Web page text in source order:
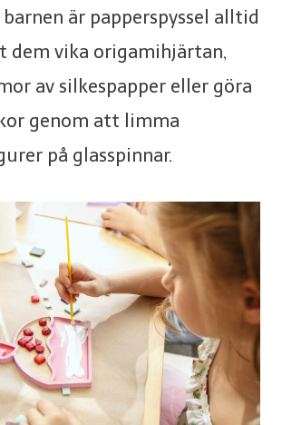
är papperspyssel alltid
dem vika origamihjärtan,
av silkespapper eller göra
genom att limma
på glasspinnar.